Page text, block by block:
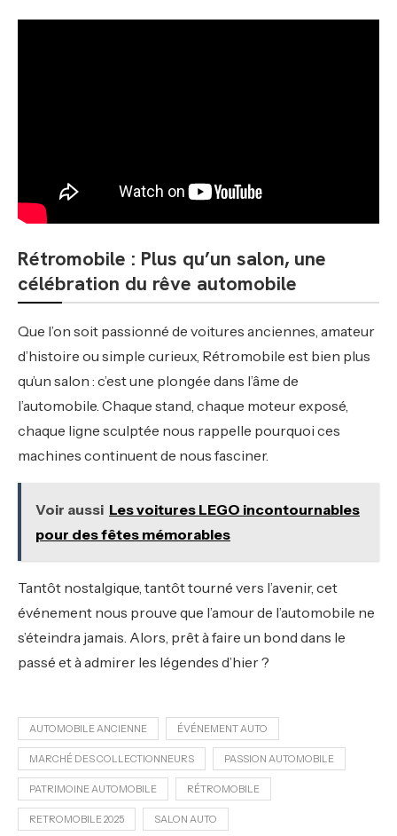
Rétromobile : Plus qu’un salon, une
célébration du rêve automobile
Que l’on soit passionné de voitures anciennes, amateur
d’histoire ou simple curieux, Rétromobile est bien plus
qu’un salon : c’est une plongée dans l’âme de
l’automobile. Chaque stand, chaque moteur exposé,
chaque ligne sculptée nous rappelle pourquoi ces
machines continuent de nous fasciner.
Voir aussi Les voitures LEGO incontournables
pour des fêtes mémorables
Tantôt nostalgique, tantôt tourné vers l’avenir, cet
événement nous prouve que l’amour de l’automobile ne
s’éteindra jamais. Alors, prêt à faire un bond dans le
passé et à admirer les légendes d’hier ?
AUTOMOBILE ANCIENNE ÉVÉNEMENT AUTO
MARCHÉ DES COLLECTIONNEURS PASSION AUTOMOBILE
PATRIMOINE AUTOMOBILE RÉTROMOBILE
RETROMOBILE 2025 SALON AUTO